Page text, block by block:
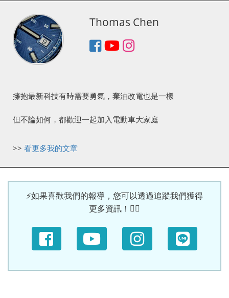
Thomas Chen
擁抱最新科技有時需要勇氣，棄油改電也是一樣
但不論如何，都歡迎一起加入電動車大家庭
>> 看更多我的文章
⚡如果喜歡我們的報導，您可以透過追蹤我們獲得
更多資訊！🙆‍♀